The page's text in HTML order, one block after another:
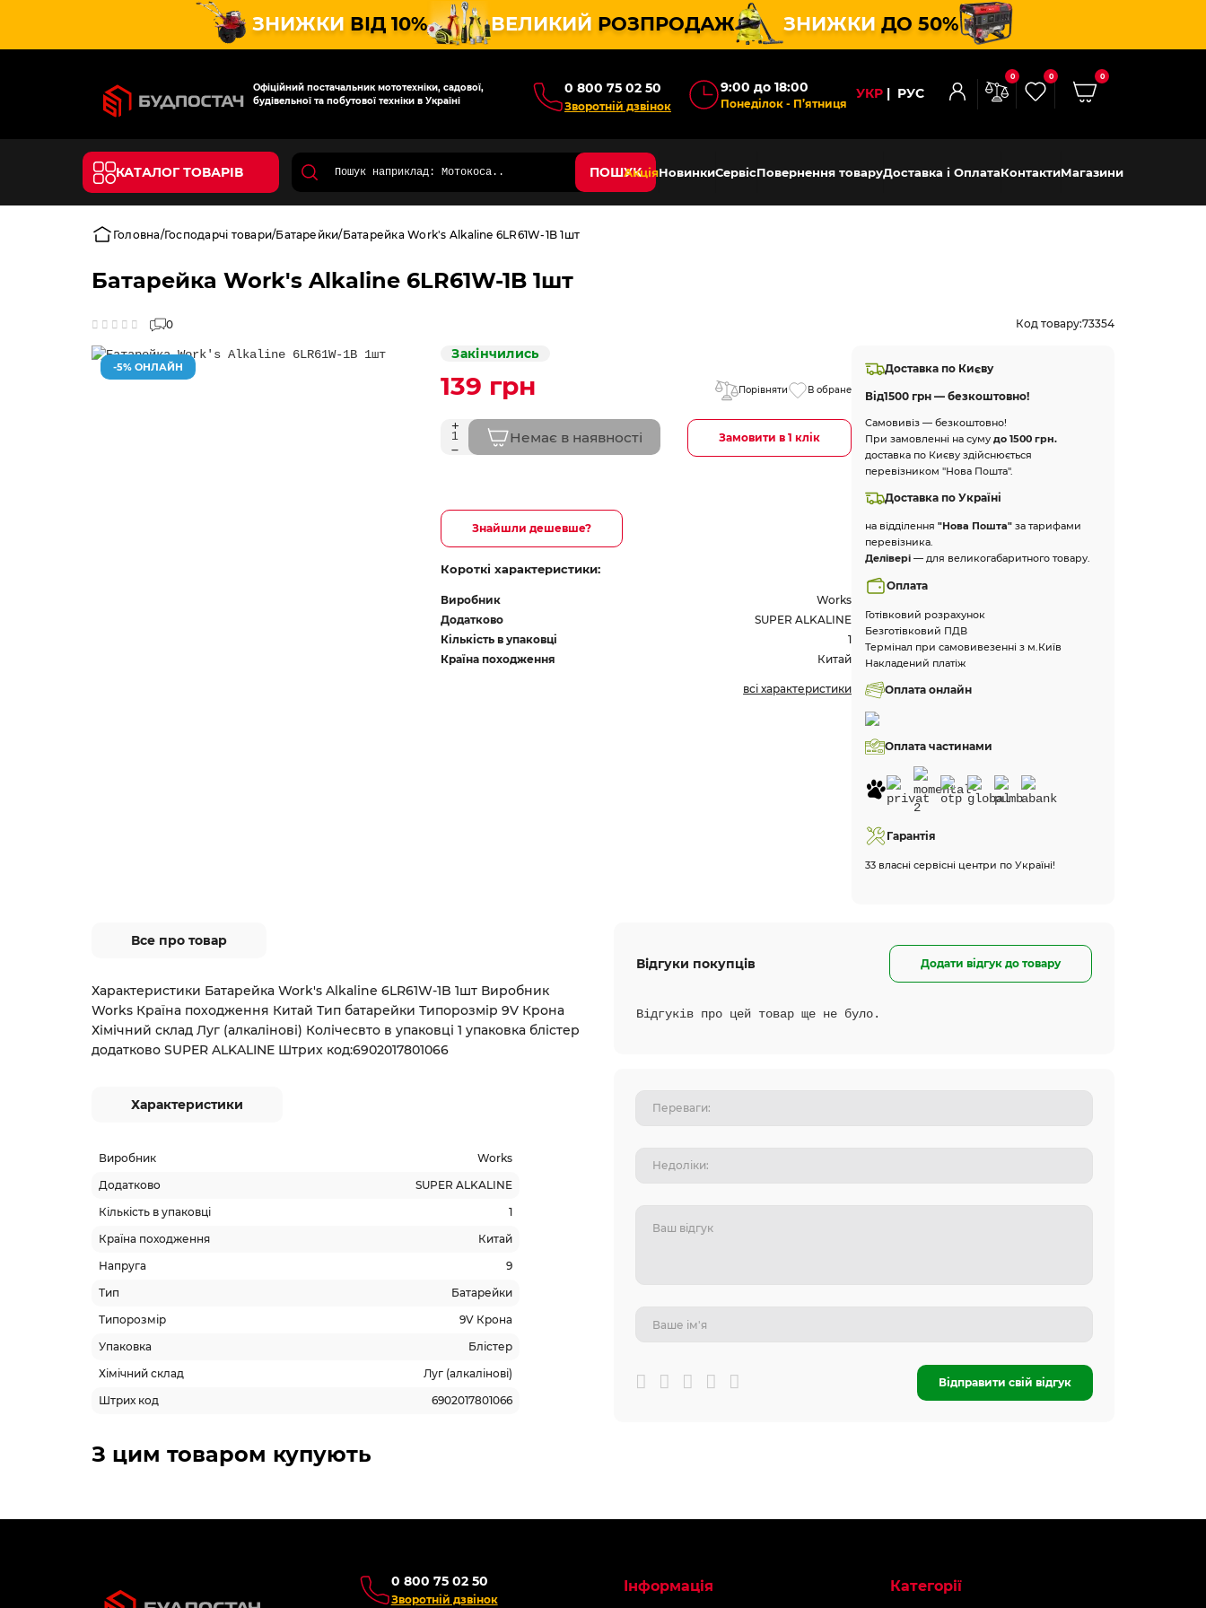
ЗНИЖКИ ВІД 10% ВЕЛИКИЙ РОЗПРОДАЖ ЗНИЖКИ ДО 50%
Офіційний постачальник мототехніки, садової,
будівельної та побутової техніки в Україні
0 800 75 02 50
Зворотній дзвінок
9:00 до 18:00
Понеділок - П’ятниця
УКР РУС
0 0 0
КАТАЛОГ ТОВАРІВ ПОШУКАкціяНовинкиСервісПовернення товаруДоставка і ОплатаКонтактиМагазини
Головна Господарчі товари Батарейки Батарейка Work's Alkaline 6LR61W-1B 1шт
Батарейка Work's Alkaline 6LR61W-1B 1шт
0 Код товару:73354
-5% ОНЛАЙН
Закінчились
139 грн Порівняти В обране
Немає в наявності Замовити в 1 клік
Знайшли дешевше?
Короткі характеристики:
Виробник
Works
Додатково
SUPER ALKALINE
Кількість в упаковці
1
Країна походження
Китай
всі характеристики
Доставка по Києву
Від1500 грн — безкоштовно!
Самовивіз — безкоштовно!
При замовленні на сумудо 1500 грн.
доставка по Києву здійснюється
перевізником "Нова Пошта".
Доставка по Україні
на відділення"Нова Пошта"за тарифами
перевізника.
Делівері — для великогабаритного товару.
Оплата
Готівковий розрахунок
Безготівковий ПДВ
Термінал при самовивезенні з м.Київ
Накладений платіж
Оплата онлайн
Оплата частинами
Гарантія
33 власні сервісні центри по Україні!
Все про товар
Характеристики Батарейка Work's Alkaline 6LR61W-1B 1шт Виробник
Works Країна походження Китай Тип батарейки Типорозмір 9V Крона
Хімічний склад Луг (алкалінові) Колічесвто в упаковці 1 упаковка блістер
додатково SUPER ALKALINE Штрих код:6902017801066
Характеристики
Виробник
Works
Додатково
SUPER ALKALINE
Кількість в упаковці
1
Країна походження
Китай
Напруга
9
Тип
Батарейки
Типорозмір
9V Крона
Упаковка
Блістер
Хімічний склад
Луг (алкалінові)
Штрих код
6902017801066
Відгуки покупців Додати відгук до товару
Відгуків про цей товар ще не було.
Відправити свій відгук
-5% ОНЛАЙН АКЦІЯ -60% АКЦІЯ -60% АКЦІЯ -40%